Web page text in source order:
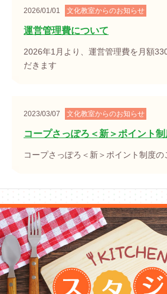
2026/01/01 文化教室からのお知らせ
運営管理費について
2026年1月より、運営管理費を月額
だきます
2023/03/07 文化教室からのお知らせ
コープさっぽろ＜新＞ポイント
コープさっぽろ＜新＞ポイント制度の